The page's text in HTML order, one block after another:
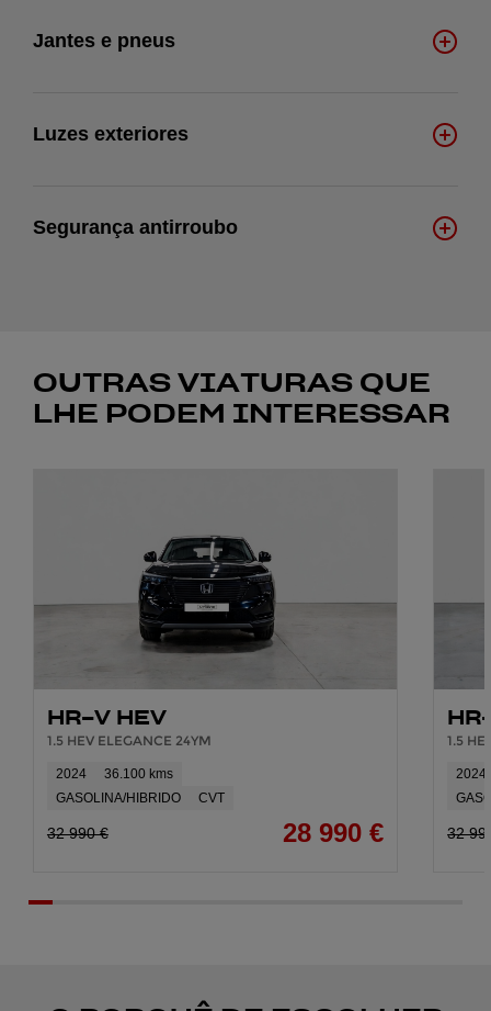
Jantes e pneus
Luzes exteriores
Segurança antirroubo
OUTRAS VIATURAS QUE
LHE PODEM INTERESSAR
HR-V HEV
1.5 HEV ELEGANCE 24YM
2024
36.100 kms
GASOLINA/HIBRIDO
CVT
32 990 € 28 990 €
1.5
2024
32